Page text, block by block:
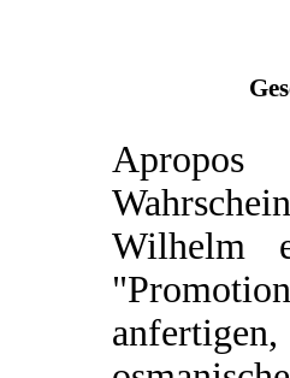
Wilhelm